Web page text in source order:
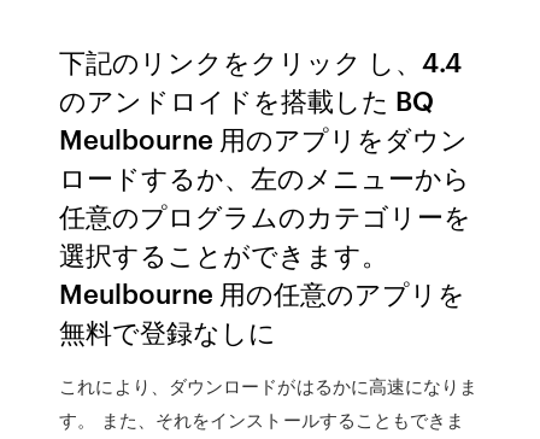
下記のリンクをクリック し、4.4
のアンドロイドを搭載した BQ
Meulbourne 用のアプリをダウン
ロードするか、左のメニューから
任意のプログラムのカテゴリーを
選択することができます。
Meulbourne 用の任意のアプリを
無料で登録なしに
これにより、ダウンロードがはるかに高速になりま
す。 また、それをインストールすることもできま